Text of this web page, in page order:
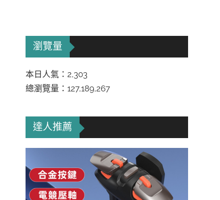
瀏覽量
本日人氣：2,303
總瀏覽量：127,189,267
達人推薦